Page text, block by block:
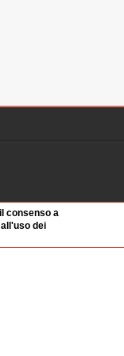
consenso a
dei